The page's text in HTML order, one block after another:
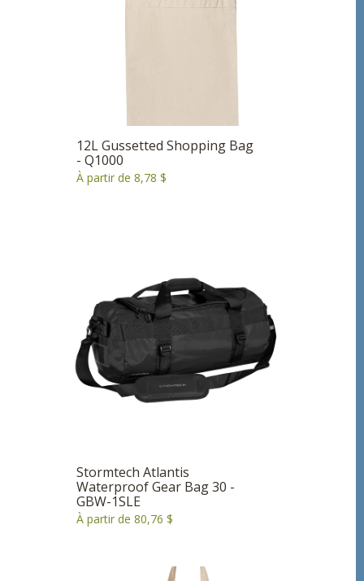
12L Gussetted Shopping Bag
- Q1000
À partir de 8,78 $
Stormtech Atlantis
Waterproof Gear Bag 30 -
GBW-1SLE
À partir de 80,76 $